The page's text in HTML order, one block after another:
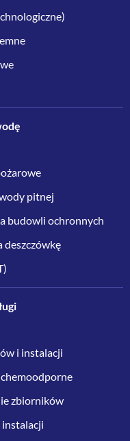
pitnej
budowli ochronnych
deszczówkę
i instalacji
zbiorników